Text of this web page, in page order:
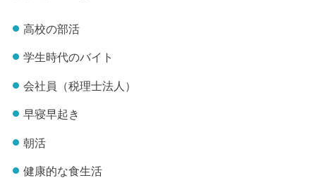
高校の部活
学生時代のバイト
会社員（税理士法人）
早寝早起き
朝活
健康的な食生活